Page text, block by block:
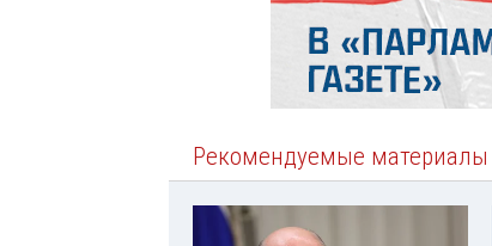
Рекомендуемые материалы